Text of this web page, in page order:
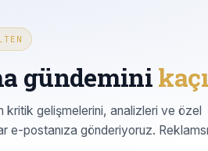
gündemini
kritik gelişmelerini, analizleri ve özel
e-postanıza gönderiyoruz.